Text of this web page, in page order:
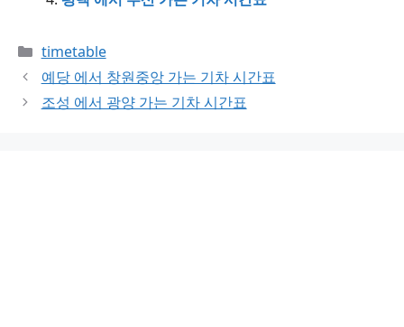
Categories
timetable
예당 에서 창원중앙 가는 기차 시간표
조성 에서 광양 가는 기차 시간표